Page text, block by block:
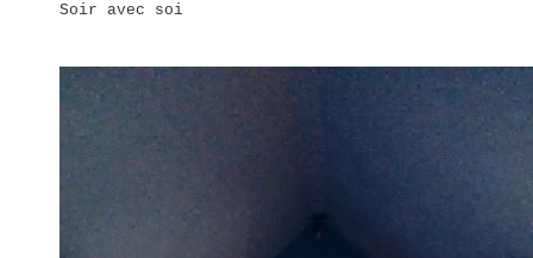
Soir avec soi